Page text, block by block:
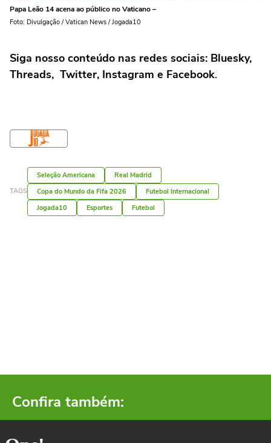
Papa Leão 14 acena ao público no Vaticano –
Foto: Divulgação / Vatican News / Jogada10
Siga nosso conteúdo nas redes sociais: Bluesky,
Threads, Twitter, Instagram e Facebook.
TAGS
Seleção Americana
Real Madrid
Copa do Mundo da Fifa 2026
Futebol Internacional
Jogada10
Esportes Futebol
Confira também: